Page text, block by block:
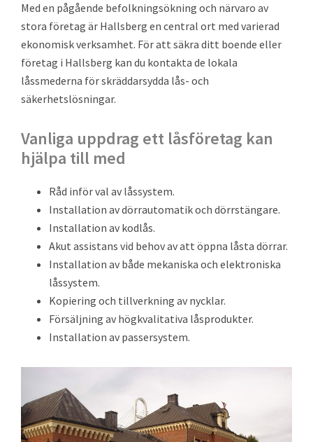
Med en pågående befolkningsökning och närvaro av
stora företag är Hallsberg en central ort med varierad
ekonomisk verksamhet. För att säkra ditt boende eller
företag i Hallsberg kan du kontakta de lokala
låssmederna för skräddarsydda lås- och
säkerhetslösningar.
Vanliga uppdrag ett låsföretag kan
hjälpa till med
Råd inför val av låssystem.
Installation av dörrautomatik och dörrstängare.
Installation av kodlås.
Akut assistans vid behov av att öppna låsta dörrar.
Installation av både mekaniska och elektroniska
låssystem.
Kopiering och tillverkning av nycklar.
Försäljning av högkvalitativa låsprodukter.
Installation av passersystem.